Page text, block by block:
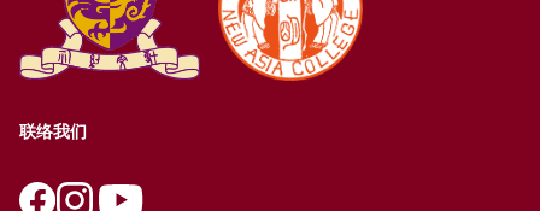
联络我们